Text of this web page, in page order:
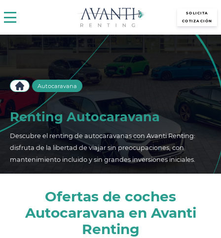
SOLICITA
COTIZACIÓN
Autocaravana
Renting Autocaravana
Descubre el renting de autocaravanas con Avanti Renting:
disfruta de la libertad de viajar sin preocupaciones, con
mantenimiento incluido y sin grandes inversiones iniciales.
Ofertas de coches
Autocaravana en Avanti
Renting